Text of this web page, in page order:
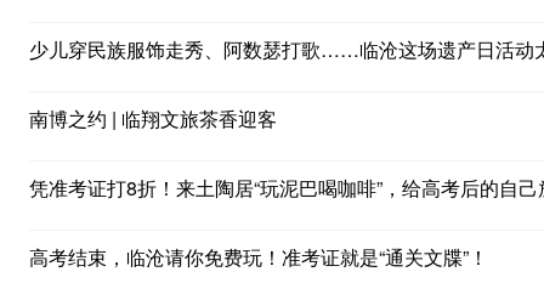
少儿穿民族服饰走秀、阿数瑟打歌……临沧这场遗产日活动
南博之约 | 临翔文旅茶香迎客
凭准考证打8折！来土陶居“玩泥巴喝咖啡”，给高考后的自
高考结束，临沧请你免费玩！准考证就是“通关文牒”！